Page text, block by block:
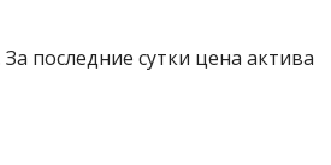
последние сутки цена актива